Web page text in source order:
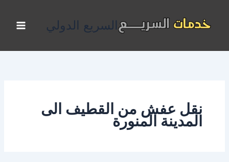
المحتوى
السريع الدولي
نقل عفش من القطيف الى
المدينة المنورة